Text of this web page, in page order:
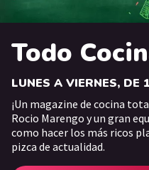
Todo
LUNES A VIERNES, DE
¡Un magazine de cocina
Rocio Marengo y un gran
como hacer los más ricos
pizca de actualidad.